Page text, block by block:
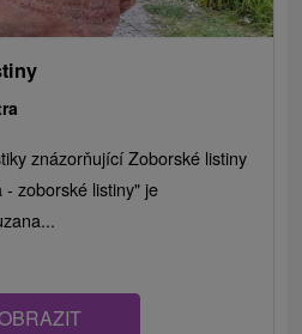
znázorňující Zoborské listiny
zoborské listiny" je